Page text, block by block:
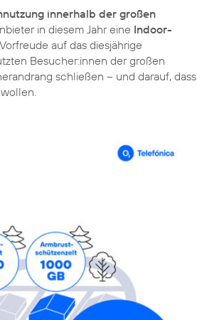
innerhalb der großen
in diesem Jahr eine Indoor-
auf das diesjährige
Besucher:innen der großen
schließen – und darauf, dass